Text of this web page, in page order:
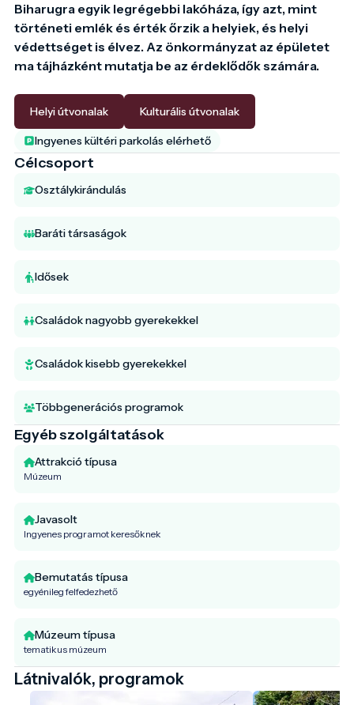
Biharugra egyik legrégebbi lakóháza, így azt, mint
történeti emlék és érték őrzik a helyiek, és helyi
védettséget is élvez. Az önkormányzat az épületet
ma tájházként mutatja be az érdeklődők számára.
Helyi útvonalak Kulturális útvonalak
Ingyenes kültéri parkolás elérhető
Célcsoport
Osztálykirándulás
Baráti társaságok
Idősek
Családok nagyobb gyerekekkel
Családok kisebb gyerekekkel
Többgenerációs programok
Egyéb szolgáltatások
Attrakció típusa
Múzeum
Javasolt
Ingyenes programot keresőknek
Bemutatás típusa
egyénileg felfedezhető
Múzeum típusa
tematikus múzeum
Látnivalók, programok